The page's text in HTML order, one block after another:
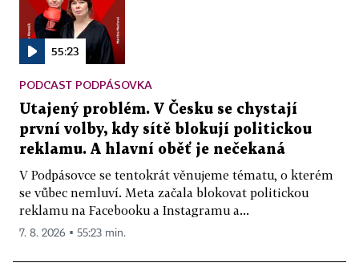
55:23
PODCAST PODPÁSOVKA
Utajený problém. V Česku se chystají
první volby, kdy sítě blokují politickou
reklamu. A hlavní oběť je nečekaná
V Podpásovce se tentokrát věnujeme tématu, o kterém
se vůbec nemluví. Meta začala blokovat politickou
reklamu na Facebooku a Instagramu a...
7. 8. 2026 ▪ 55:23 min.